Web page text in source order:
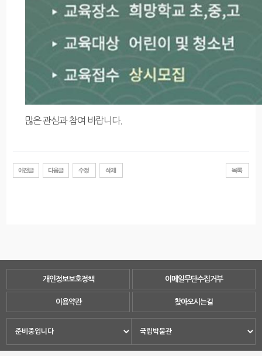
많은 관심과 참여 바랍니다.
개인정보보호정책 이메일무단수집거부
이용약관 찾아오시는길